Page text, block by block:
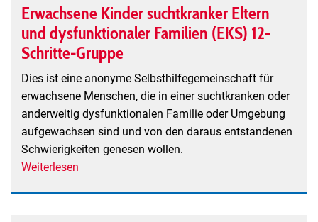
Erwachsene Kinder suchtkranker Eltern
und dysfunktionaler Familien (EKS) 12-
Schritte-Gruppe
Dies ist eine anonyme Selbsthilfegemeinschaft für
erwachsene Menschen, die in einer suchtkranken oder
anderweitig dysfunktionalen Familie oder Umgebung
aufgewachsen sind und von den daraus entstandenen
Schwierigkeiten genesen wollen.
Weiterlesen